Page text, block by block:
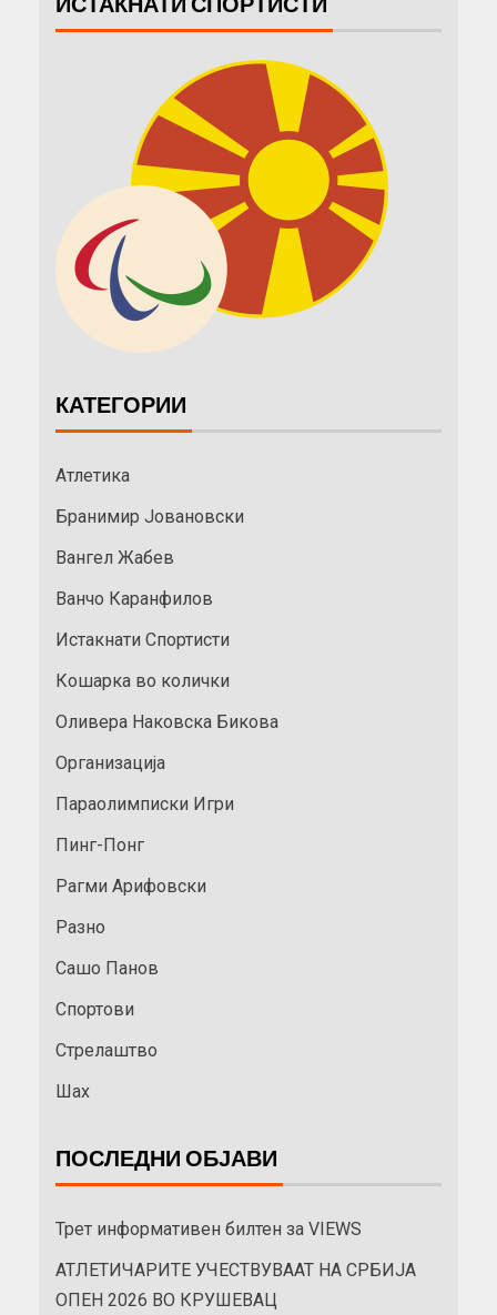
КАТЕГОРИИ
Атлетика
Бранимир Јовановски
Вангел Жабев
Ванчо Каранфилов
Истакнати Спортисти
Кошарка во колички
Оливера Наковска Бикова
Организација
Параолимписки Игри
Пинг-Понг
Рагми Арифовски
Разно
Сашо Панов
Спортови
Стрелаштво
Шах
ПОСЛЕДНИ ОБЈАВИ
Трет информативен билтен за VIEWS
АТЛЕТИЧАРИТЕ УЧЕСТВУВААТ НА СРБИЈА
ОПЕН 2026 ВО КРУШЕВАЦ